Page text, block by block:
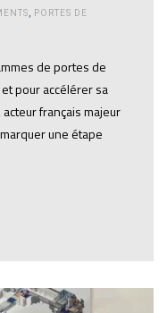
, PORTES DE
de portes de
pour accélérer sa
français majeur
une étape